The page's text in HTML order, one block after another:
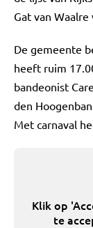
Gat van
De gemeente
heeft ruim
bandeonist
den
Met carnaval
Klik op
te